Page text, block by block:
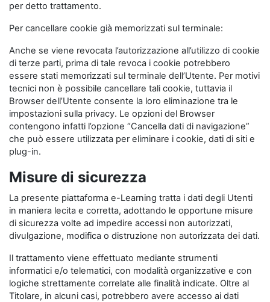
per detto trattamento.
Per cancellare cookie già memorizzati sul terminale:
Anche se viene revocata l’autorizzazione all’utilizzo di cookie
di terze parti, prima di tale revoca i cookie potrebbero
essere stati memorizzati sul terminale dell’Utente. Per motivi
tecnici non è possibile cancellare tali cookie, tuttavia il
Browser dell’Utente consente la loro eliminazione tra le
impostazioni sulla privacy. Le opzioni del Browser
contengono infatti l’opzione “Cancella dati di navigazione”
che può essere utilizzata per eliminare i cookie, dati di siti e
plug-in.
Misure di sicurezza
La presente piattaforma e-Learning tratta i dati degli Utenti
in maniera lecita e corretta, adottando le opportune misure
di sicurezza volte ad impedire accessi non autorizzati,
divulgazione, modifica o distruzione non autorizzata dei dati.
Il trattamento viene effettuato mediante strumenti
informatici e/o telematici, con modalità organizzative e con
logiche strettamente correlate alle finalità indicate. Oltre al
Titolare, in alcuni casi, potrebbero avere accesso ai dati